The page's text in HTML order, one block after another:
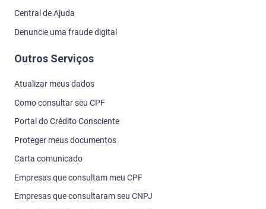
Central de Ajuda
Denuncie uma fraude digital
Outros Serviços
Atualizar meus dados
Como consultar seu CPF
Portal do Crédito Consciente
Proteger meus documentos
Carta comunicado
Empresas que consultam meu CPF
Empresas que consultaram seu CNPJ